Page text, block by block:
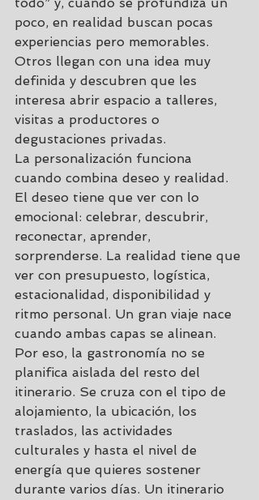
poco, en realidad buscan pocas
experiencias pero memorables.
Otros llegan con una idea muy
definida y descubren que les
interesa abrir espacio a talleres,
visitas a productores o
degustaciones privadas.
La personalización funciona
cuando combina deseo y realidad.
El deseo tiene que ver con lo
emocional: celebrar, descubrir,
reconectar, aprender,
sorprenderse. La realidad tiene que
ver con presupuesto, logística,
estacionalidad, disponibilidad y
ritmo personal. Un gran viaje nace
cuando ambas capas se alinean.
Por eso, la gastronomía no se
planifica aislada del resto del
itinerario. Se cruza con el tipo de
alojamiento, la ubicación, los
traslados, las actividades
culturales y hasta el nivel de
energía que quieres sostener
durante varios días. Un itinerario